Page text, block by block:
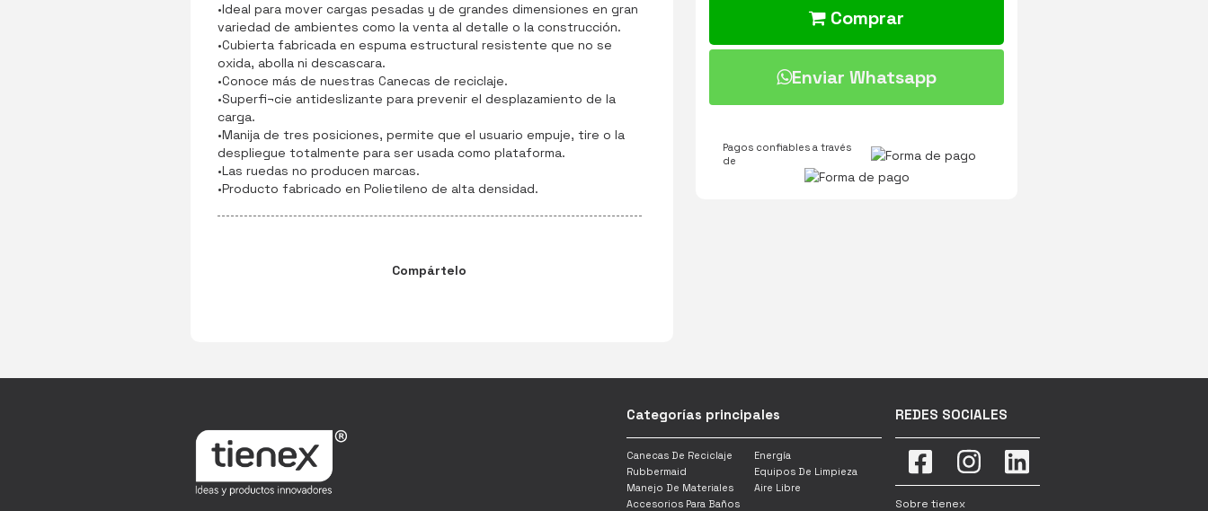
•Ideal para mover cargas pesadas y de grandes dimensiones en gran
variedad de ambientes como la venta al detalle o la construcción.
•Cubierta fabricada en espuma estructural resistente que no se
oxida, abolla ni descascara.
•Conoce más de nuestras Canecas de reciclaje.
•Superfi¬cie antideslizante para prevenir el desplazamiento de la
carga.
•Manija de tres posiciones, permite que el usuario empuje, tire o la
despliegue totalmente para ser usada como plataforma.
•Las ruedas no producen marcas.
•Producto fabricado en Polietileno de alta densidad.
Compártelo
Comprar
Enviar Whatsapp
Pagos confiables a través
de
Categorías principales
Canecas De Reciclaje
Energía
Rubbermaid
Equipos De Limpieza
Manejo De Materiales
Aire Libre
Accesorios Para Baños
REDES SOCIALES
Sobre tienex